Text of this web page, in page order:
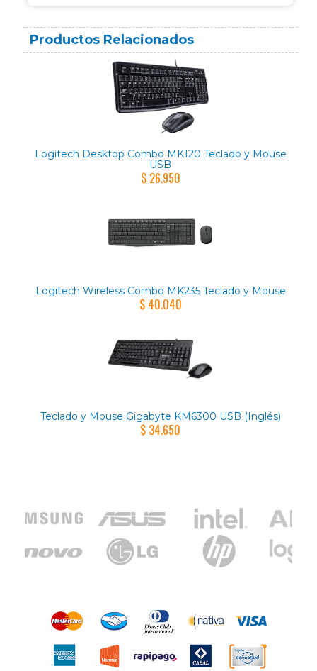
Productos Relacionados
Logitech Desktop Combo MK120 Teclado y Mouse
USB
$ 26.950
Logitech Wireless Combo MK235 Teclado y Mouse
$ 40.040
Teclado y Mouse Gigabyte KM6300 USB (Inglés)
$ 34.650